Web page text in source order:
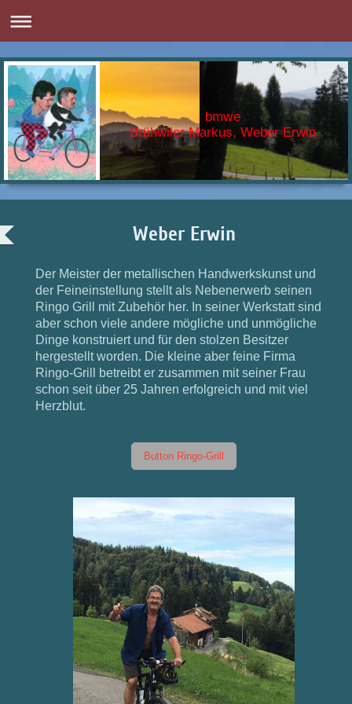
bmwe
Brühwiler Markus, Weber Erwin
Weber Erwin
Der Meister der metallischen Handwerkskunst und
der Feineinstellung stellt als Nebenerwerb seinen
Ringo Grill mit Zubehör her. In seiner Werkstatt sind
aber schon viele andere mögliche und unmögliche
Dinge konstruiert und für den stolzen Besitzer
hergestellt worden. Die kleine aber feine Firma
Ringo-Grill betreibt er zusammen mit seiner Frau
schon seit über 25 Jahren erfolgreich und mit viel
Herzblut.
Button Ringo-Grill